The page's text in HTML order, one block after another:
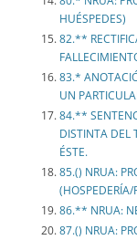
HUÉSPEDES)
82.**
83.*
UN
84.**
DISTINTA DEL
ÉSTE.
85.() NRUA:
(HOSPEDERÍA/
86.** NRUA:
87.() NRUA: